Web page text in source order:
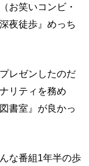
お笑いコンビ・
夜徒歩』めっち
レゼンしたのだ
リティを務め
書室』が良かっ
な番組1年半の歩